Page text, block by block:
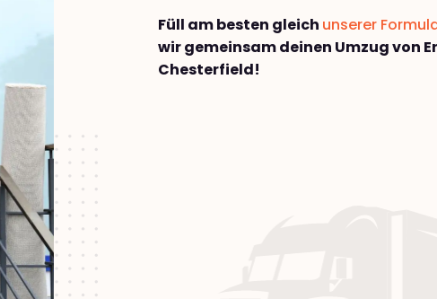
Füll am besten gleich unserer
wir gemeinsam deinen Umzug von
Chesterfield!